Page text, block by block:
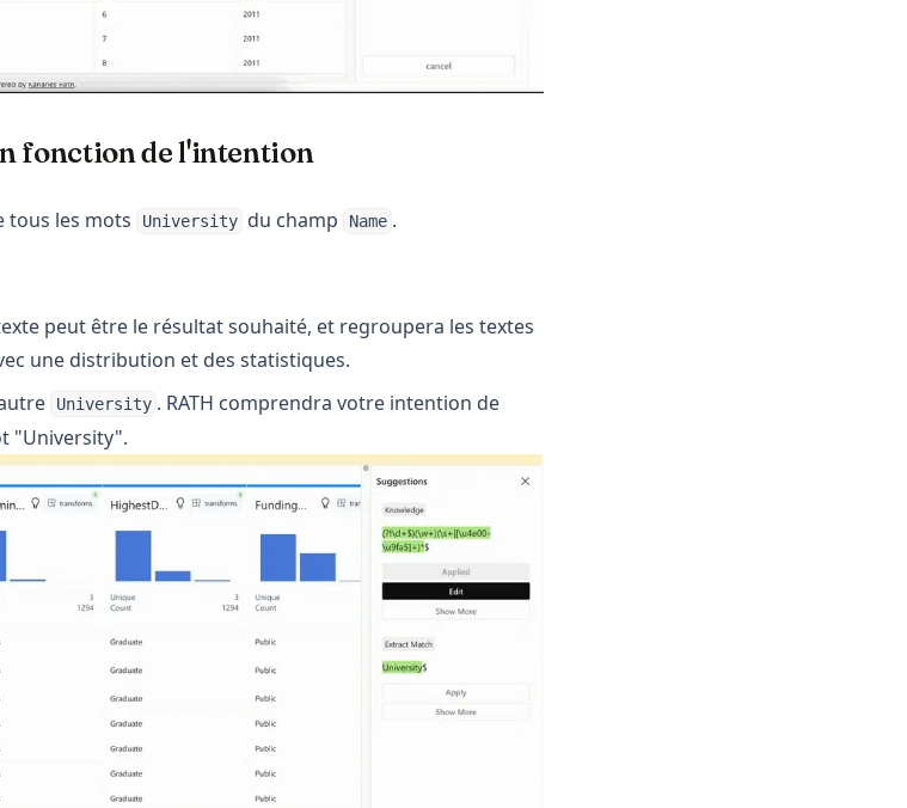
fonction de l'intention
tous les mots University du champ Name .
peut être le résultat souhaité, et regroupera les textes
une distribution et des statistiques.
University . RATH comprendra votre intention de
"University".